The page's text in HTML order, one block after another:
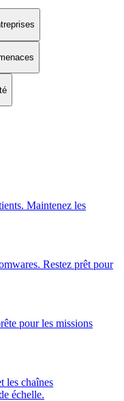
Maintenez les
Restez prêt pour
pour les missions
les chaînes
échelle.